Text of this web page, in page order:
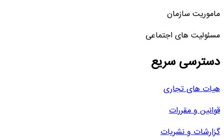
ماموریت سازمان
مسئولیت های اجتماعی
دسترسی سریع
هیات های تجاری
قوانین و مقررات
گزارشات و نشریات